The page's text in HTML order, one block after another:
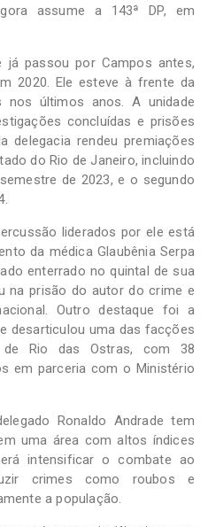
assume a 143ª DP, em
já passou por Campos antes,
2020. Ele esteve à frente da
nos últimos anos. A unidade
concluídas e prisões
delegacia rendeu premiações
do Rio de Janeiro, incluindo
de 2023, e o segundo
liderados por ele está
da médica Glaubênia Serpa
enterrado no quintal de sua
na prisão do autor do crime e
Outro destaque foi a
desarticulou uma das facções
de Rio das Ostras, com 38
em parceria com o Ministério
Ronaldo Andrade tem
uma área com altos índices
intensificar o combate ao
crimes como roubos e
a população.